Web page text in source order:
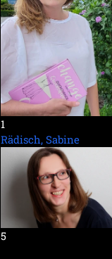
1
Rädisch, Sabine
5